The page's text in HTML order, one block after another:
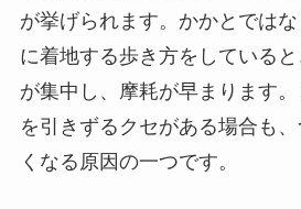
が挙げられます。かかとでは
に着地する歩き方をしている
が集中し、摩耗が早まります
を引きずるクセがある場合も
くなる原因の一つです。